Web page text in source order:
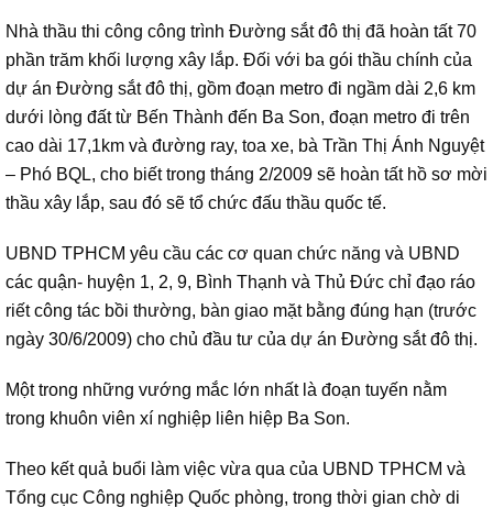
Nhà thầu thi công công trình Đường sắt đô thị đã hoàn tất 70
phần trăm khối lượng xây lắp. Đối với ba gói thầu chính của
dự án Đường sắt đô thị, gồm đoạn metro đi ngầm dài 2,6 km
dưới lòng đất từ Bến Thành đến Ba Son, đoạn metro đi trên
cao dài 17,1km và đường ray, toa xe, bà Trần Thị Ánh Nguyệt
– Phó BQL, cho biết trong tháng 2/2009 sẽ hoàn tất hồ sơ mời
thầu xây lắp, sau đó sẽ tổ chức đấu thầu quốc tế.
UBND TPHCM yêu cầu các cơ quan chức năng và UBND
các quận- huyện 1, 2, 9, Bình Thạnh và Thủ Đức chỉ đạo ráo
riết công tác bồi thường, bàn giao mặt bằng đúng hạn (trước
ngày 30/6/2009) cho chủ đầu tư của dự án Đường sắt đô thị.
Một trong những vướng mắc lớn nhất là đoạn tuyến nằm
trong khuôn viên xí nghiệp liên hiệp Ba Son.
Theo kết quả buổi làm việc vừa qua của UBND TPHCM và
Tổng cục Công nghiệp Quốc phòng, trong thời gian chờ di